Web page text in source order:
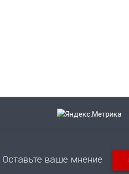
Оставьте ваше мнение